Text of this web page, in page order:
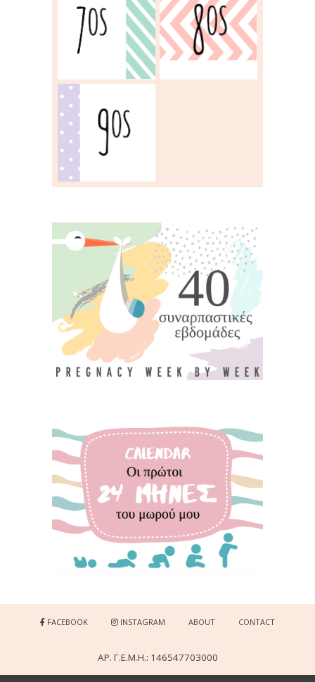
FACEBOOK INSTAGRAM ABOUT CONTACT
ΑΡ. Γ.Ε.Μ.Η.: 146547703000